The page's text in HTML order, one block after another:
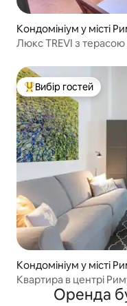
Кондомініум у місті
Люкс TREVI з
Топ вибір гостей
Вибір гостей
Кондомініум у місті
Квартира в центрі
Оренда